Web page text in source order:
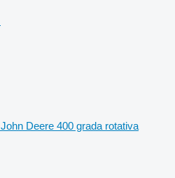
John Deere 400 grada rotativa